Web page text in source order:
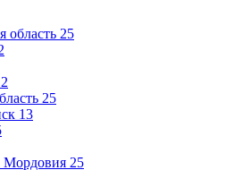
область 25
2
25
13
Мордовия 25